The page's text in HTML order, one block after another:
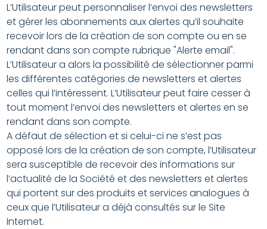
L’Utilisateur peut personnaliser l’envoi des newsletters
et gérer les abonnements aux alertes qu’il souhaite
recevoir lors de la création de son compte ou en se
rendant dans son compte rubrique "Alerte email".
L’Utilisateur a alors la possibilité de sélectionner parmi
les différentes catégories de newsletters et alertes
celles qui l’intéressent. L’Utilisateur peut faire cesser à
tout moment l’envoi des newsletters et alertes en se
rendant dans son compte.
A défaut de sélection et si celui-ci ne s’est pas
opposé lors de la création de son compte, l’Utilisateur
sera susceptible de recevoir des informations sur
l’actualité de la Société et des newsletters et alertes
qui portent sur des produits et services analogues à
ceux que l’Utilisateur a déjà consultés sur le Site
Internet.